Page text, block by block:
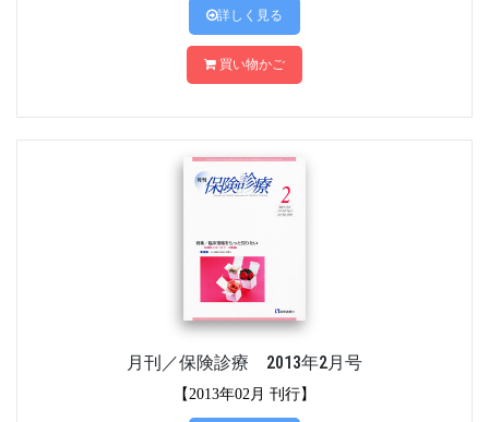
詳しく見る
買い物かご
月刊／保険診療 2013年2月号
【2013年02月 刊行】